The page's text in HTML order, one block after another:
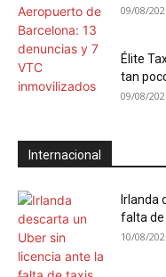
09/08/
Élite
tan
09/08/
Internacional
Irlanda
falta de
10/08/